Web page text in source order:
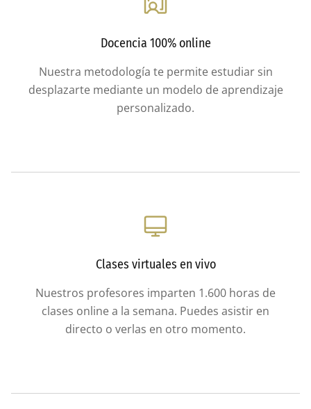
Docencia 100% online
Nuestra metodología te permite estudiar sin
desplazarte mediante un modelo de aprendizaje
personalizado.
Clases virtuales en vivo
Nuestros profesores imparten 1.600 horas de
clases online a la semana. Puedes asistir en
directo o verlas en otro momento.